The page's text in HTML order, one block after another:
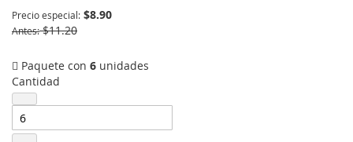
Precio especial $8.90
Antes $11.20
Paquete con 6 unidades
Cantidad